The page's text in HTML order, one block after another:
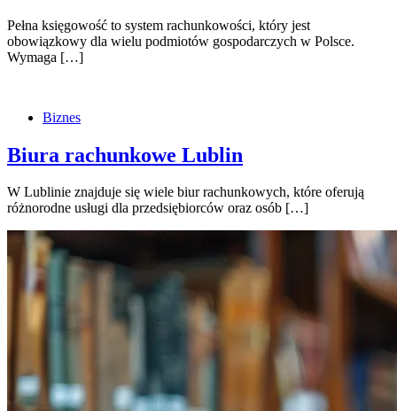
Pełna księgowość to system rachunkowości, który jest
obowiązkowy dla wielu podmiotów gospodarczych w Polsce.
Wymaga […]
Biznes
Biura rachunkowe Lublin
W Lublinie znajduje się wiele biur rachunkowych, które oferują
różnorodne usługi dla przedsiębiorców oraz osób […]